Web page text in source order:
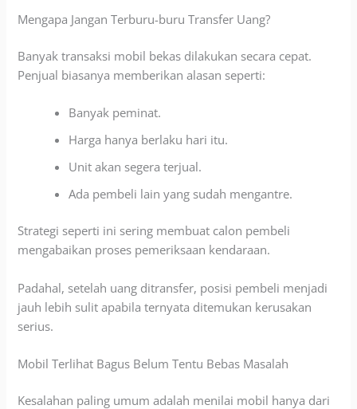
Mengapa Jangan Terburu-buru Transfer Uang?
Banyak transaksi mobil bekas dilakukan secara cepat.
Penjual biasanya memberikan alasan seperti:
Banyak peminat.
Harga hanya berlaku hari itu.
Unit akan segera terjual.
Ada pembeli lain yang sudah mengantre.
Strategi seperti ini sering membuat calon pembeli
mengabaikan proses pemeriksaan kendaraan.
Padahal, setelah uang ditransfer, posisi pembeli menjadi
jauh lebih sulit apabila ternyata ditemukan kerusakan
serius.
Mobil Terlihat Bagus Belum Tentu Bebas Masalah
Kesalahan paling umum adalah menilai mobil hanya dari